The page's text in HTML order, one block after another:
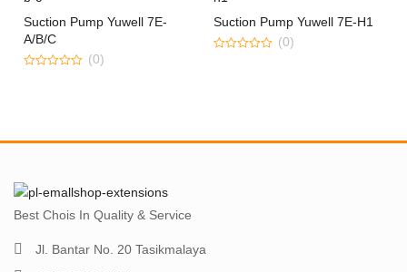
Suction Pump Yuwell 7E-
A/B/C
(0)
Suction Pump Yuwell 7E-H1
(0)
Best Chois In Quality & Service
Jl. Bantar No. 20 Tasikmalaya